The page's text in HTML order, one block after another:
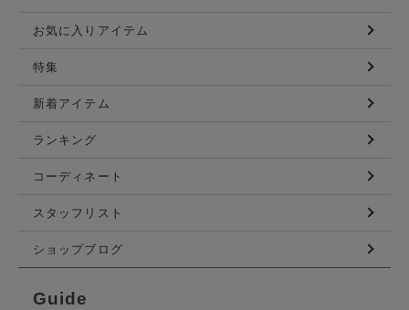
お気に入りアイテム
特集
新着アイテム
ランキング
コーディネート
スタッフリスト
ショップブログ
Guide